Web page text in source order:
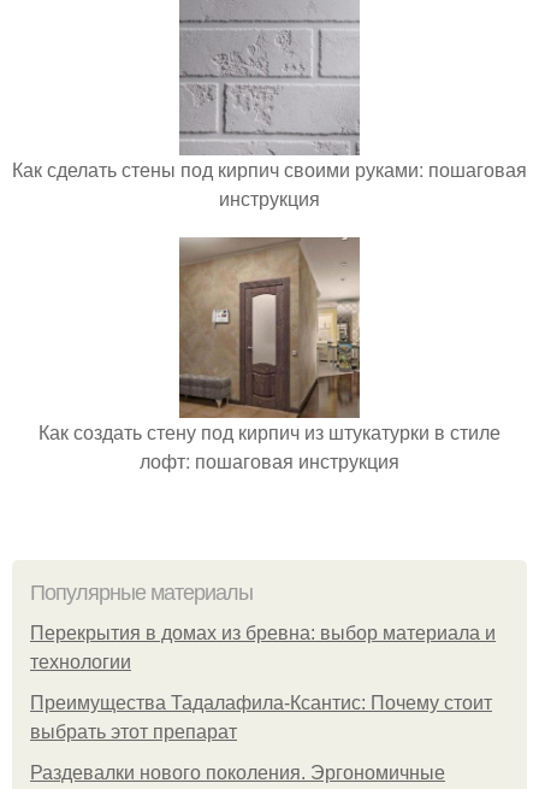
Как сделать стены под кирпич своими руками: пошаговая
инструкция
Как создать стену под кирпич из штукатурки в стиле
лофт: пошаговая инструкция
Популярные материалы
Перекрытия в домах из бревна: выбор материала и
технологии
Преимущества Тадалафила-Ксантис: Почему стоит
выбрать этот препарат
Раздевалки нового поколения. Эргономичные